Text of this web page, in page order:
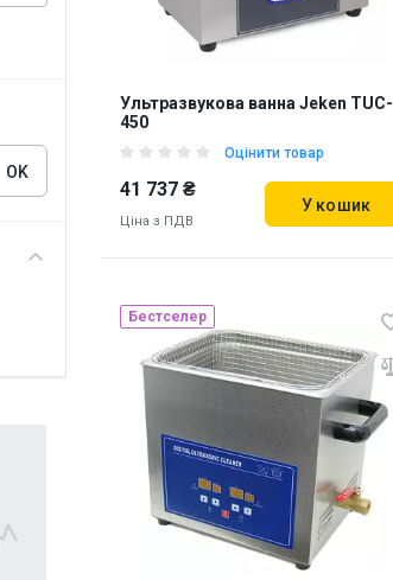
Ультразвукова ванна Jeken TUC-
450
Оцінити товар
41 737 ₴
Ціна з ПДВ
У кошик
Наявність на складі: Львів
885193
Бестселер
OK